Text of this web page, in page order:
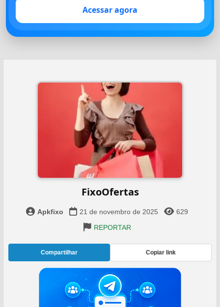
Acessar agora
FixoOfertas
Apkfixo 21 de novembro de 2025
629
REPORTAR
Compartilhar Copiar link